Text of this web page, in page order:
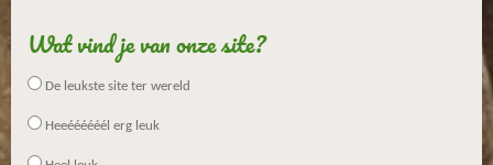
Wat vind je van onze site?
De leukste site ter wereld
Heeéééééél erg leuk